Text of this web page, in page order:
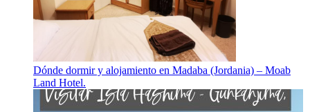
Dónde dormir y alojamiento en Madaba (Jordania) – Moab
Land Hotel.